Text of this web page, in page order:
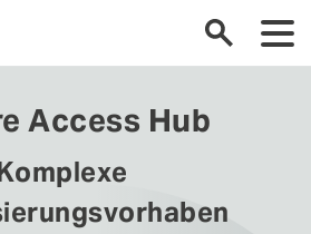
Access Hub